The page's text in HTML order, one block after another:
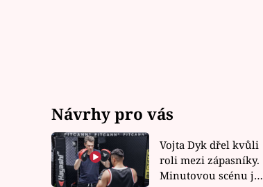
Návrhy pro vás
Vojta Dyk dřel kvůli
roli mezi zápasníky.
Minutovou scénu jel